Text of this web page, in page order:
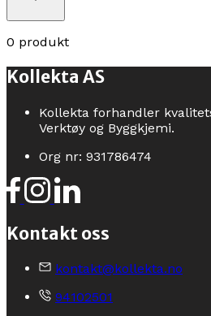
0 produkt
Kollekta AS
Kollekta forhandler
Verktøy og Byggkjemi.
Org nr: 931786474
Kontakt oss
kontakt@kollekta.no
94102501